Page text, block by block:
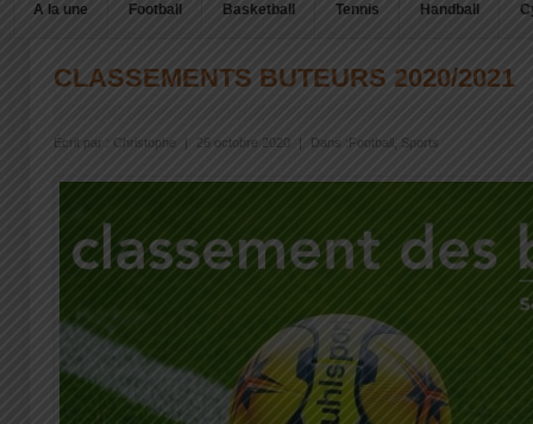
A la une Football Basketball Tennis Handball
CLASSEMENTS BUTEURS 2020/2021
Écrit par : Christophe 26 octobre 2020 Dans : Football Sports